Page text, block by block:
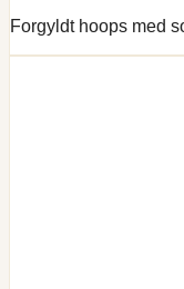
Forgyldt hoops med